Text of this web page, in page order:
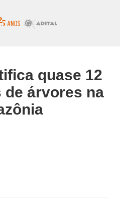
quase 12
de árvores na